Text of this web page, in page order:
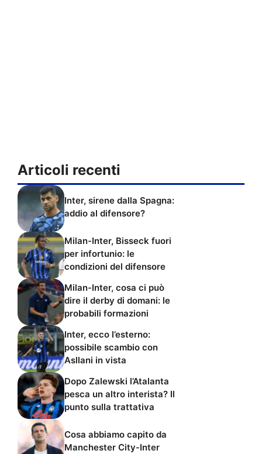
Articoli recenti
Inter, sirene dalla Spagna:
addio al difensore?
Milan-Inter, Bisseck fuori
per infortunio: le
condizioni del difensore
Milan-Inter, cosa ci può
dire il derby di domani: le
probabili formazioni
Inter, ecco l’esterno:
possibile scambio con
Asllani in vista
Dopo Zalewski l’Atalanta
pesca un altro interista? Il
punto sulla trattativa
Cosa abbiamo capito da
Manchester City-Inter